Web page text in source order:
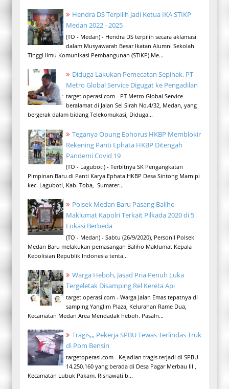
Hendra DS Terpilih Jadi Ketua IKA STIKP
Medan 2022 - 2025
(TO - Medan) - Hendra DS terpilih secara aklamasi
dalam Musyawarah Besar Ikatan Alumni Sekolah
Tinggi Ilmu Komunikasi Pembangunan (STIKP) Me...
Diduga Lakukan Pemecatan Sepihak, PT
Metro Global Service Digugat ke Pengadilan
target operasi.com - PT Metro Global Service
beralamat di Jalan Sei Sirah No.4/32, Medan, yang
bergerak dalam bidang Telekomukasi, Diduga...
Teganya Opung Ephorus HKBP Memblokir
Rekening Panti Ephata HKBP Ditengah
Pandemi Covid 19
(TO - Laguboti) - Terbitnya SK Pengangkatan
Pimpinan Baru di Panti Karya Ephata HKBP Desa Sintong Marnipi
kec. Laguboti, Kab. Toba, Sumater...
Polsek Medan Baru Pasang Baliho
Maklumat Kapolri Terkait Pilkada 2020 di 5
Lokasi Berbeda
(TO - Medan) - Sabtu (26/9/2020), Personil Polsek
Medan Baru melakukan pemasangan Baliho Maklumat Kepala
Kepolisian Republik Indonesia tenta...
Warga Heboh, Jasad Pria Penuh Luka
Tergeletak Disamping Rel Kereta Api
target operasi.com - Warga Jalan Emas tepatnya di
samping Yanglim Plaza, Kelurahan Rame Dua,
Kecamatan Medan Area Mendadak heboh. Pasaln...
Tragis,,, Pekerja SPBU Tewas Terlindas Truk
di Pom Bensin
targetoperasi.com - Kejadian tragis terjadi di SPBU
14.250.160 yang berada di Desa Pagar Merbau III ,
Kecamatan Lubuk Pakam. Risnawati b...